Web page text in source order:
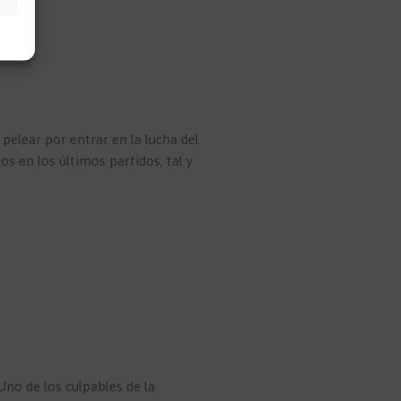
por entrar en la lucha del
en los últimos partidos, tal y
de los culpables de la